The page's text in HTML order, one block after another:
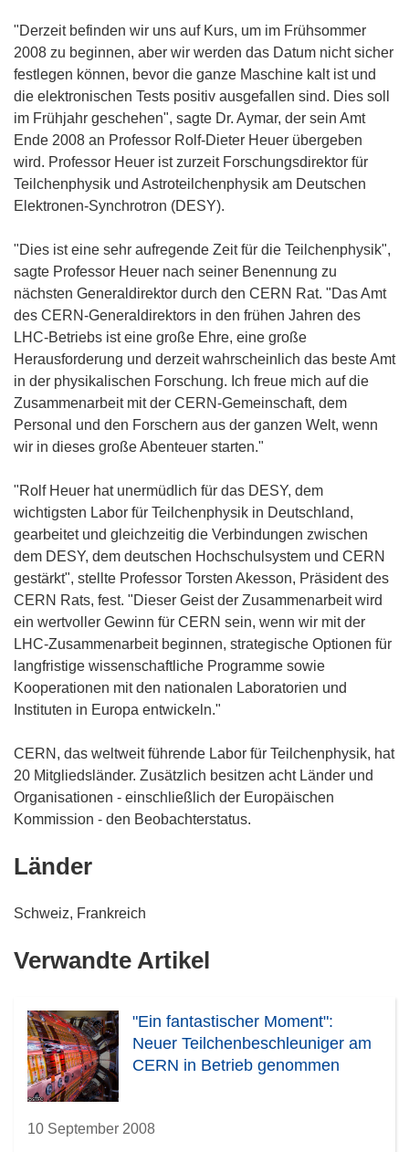
"Derzeit befinden wir uns auf Kurs, um im Frühsommer
2008 zu beginnen, aber wir werden das Datum nicht sicher
festlegen können, bevor die ganze Maschine kalt ist und
die elektronischen Tests positiv ausgefallen sind. Dies soll
im Frühjahr geschehen", sagte Dr. Aymar, der sein Amt
Ende 2008 an Professor Rolf-Dieter Heuer übergeben
wird. Professor Heuer ist zurzeit Forschungsdirektor für
Teilchenphysik und Astroteilchenphysik am Deutschen
Elektronen-Synchrotron (DESY).
"Dies ist eine sehr aufregende Zeit für die Teilchenphysik",
sagte Professor Heuer nach seiner Benennung zu
nächsten Generaldirektor durch den CERN Rat. "Das Amt
des CERN-Generaldirektors in den frühen Jahren des
LHC-Betriebs ist eine große Ehre, eine große
Herausforderung und derzeit wahrscheinlich das beste Amt
in der physikalischen Forschung. Ich freue mich auf die
Zusammenarbeit mit der CERN-Gemeinschaft, dem
Personal und den Forschern aus der ganzen Welt, wenn
wir in dieses große Abenteuer starten."
"Rolf Heuer hat unermüdlich für das DESY, dem
wichtigsten Labor für Teilchenphysik in Deutschland,
gearbeitet und gleichzeitig die Verbindungen zwischen
dem DESY, dem deutschen Hochschulsystem und CERN
gestärkt", stellte Professor Torsten Akesson, Präsident des
CERN Rats, fest. "Dieser Geist der Zusammenarbeit wird
ein wertvoller Gewinn für CERN sein, wenn wir mit der
LHC-Zusammenarbeit beginnen, strategische Optionen für
langfristige wissenschaftliche Programme sowie
Kooperationen mit den nationalen Laboratorien und
Instituten in Europa entwickeln."
CERN, das weltweit führende Labor für Teilchenphysik, hat
20 Mitgliedsländer. Zusätzlich besitzen acht Länder und
Organisationen - einschließlich der Europäischen
Kommission - den Beobachterstatus.
Länder
Schweiz, Frankreich
Verwandte Artikel
"Ein fantastischer Moment":
Neuer Teilchenbeschleuniger am
CERN in Betrieb genommen
10 September 2008